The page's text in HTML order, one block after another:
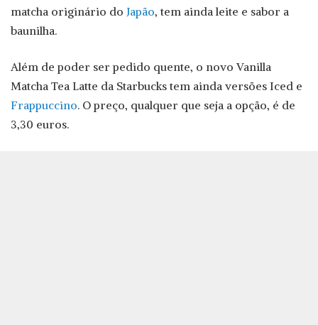
matcha originário do Japão, tem ainda leite e sabor a
baunilha.
Além de poder ser pedido quente, o novo Vanilla
Matcha Tea Latte da Starbucks tem ainda versões Iced e
Frappuccino. O preço, qualquer que seja a opção, é de
3,30 euros.